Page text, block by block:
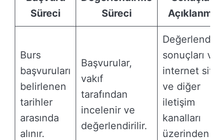
Süreci
Süreci
Burs
başvuruları
belirlenen
tarihler
arasında
alınır.
Başvurular,
vakıf
tarafından
incelenir ve
değerlendirilir.
sonuçları
internet
ve diğer
iletişim
kanalları
üzerinden